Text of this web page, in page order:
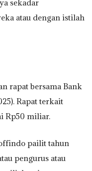
sekadar
atau dengan istilah
rapat bersama Bank
Rapat terkait
Rp50 miliar.
pailit tahun
pengurus atau